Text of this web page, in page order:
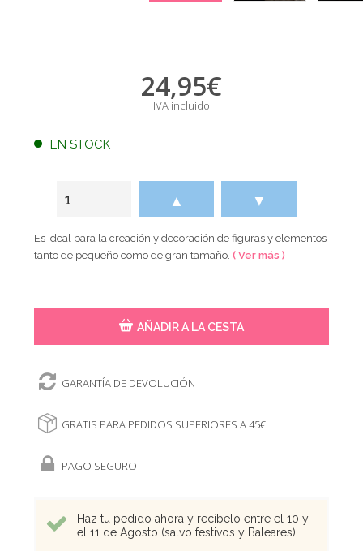
24,95€
IVA incluido
EN STOCK
▲ ▼
Es ideal para la creación y decoración de figuras y elementos
tanto de pequeño como de gran tamaño.( Ver más )
AÑADIR A LA CESTA
GARANTÍA DE DEVOLUCIÓN
GRATIS PARA PEDIDOS SUPERIORES A 45€
PAGO SEGURO
Haz tu pedido ahora y recíbelo entre el 10 y
el 11 de Agosto (salvo festivos y Baleares)